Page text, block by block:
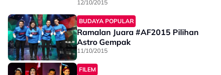
12/10/2015
BUDAYA POPULAR
Ramalan Juara #AF2015 Pilihan
Astro Gempak
11/10/2015
FILEM